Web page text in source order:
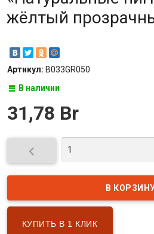
жёлтый
Артикул: B033GR050
В наличии
31,78 Br

КУПИТЬ В 1 КЛИК